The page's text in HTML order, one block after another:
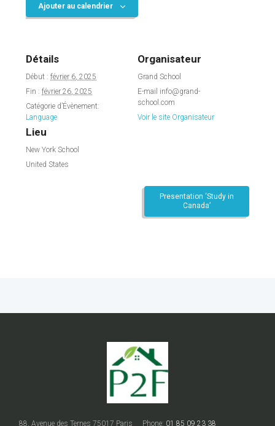
Ajouter au calendrier
Détails
Début : février 6, 2025
Fin : février 26, 2025
Catégorie d’Évènement:
Language
Lieu
New York School
United States
Organisateur
Grand School
E-mail info@grand-
school.com
Voir le site Organisateur
Presentation ‘Study in
Canada’
Phone: 01 85 09 23 38
88, Avenue des Ternes 75017 Paris